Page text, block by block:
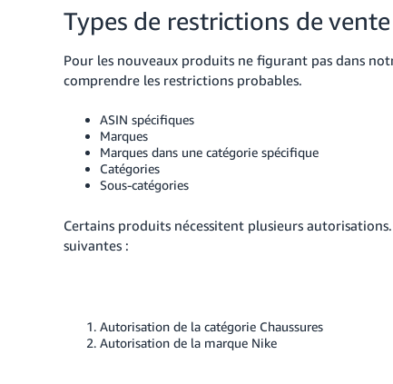
Types de restrictions de vente
Pour les nouveaux produits ne figurant pas dans
comprendre les restrictions probables.
ASIN spécifiques
Marques
Marques dans une catégorie spécifique
Catégories
Sous-catégories
Certains produits nécessitent plusieurs
suivantes :
Autorisation de la catégorie Chaussures
Autorisation de la marque Nike